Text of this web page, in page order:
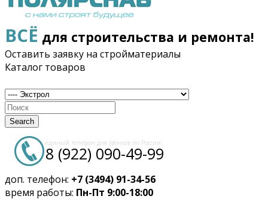
ВСЁ для строительства и ремонта!
Оставить заявку на стройматериалы
Каталог товаров
Search
единый телефон для звонков по России:
8 (922) 090-49-99
доп. телефон: +7 (3494) 91-34-56
время работы: Пн-Пт 9:00-18:00